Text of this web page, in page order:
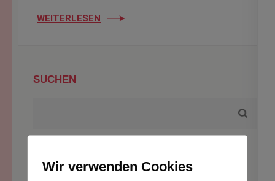
WEITERLESEN
SUCHEN
Wir verwenden Cookies